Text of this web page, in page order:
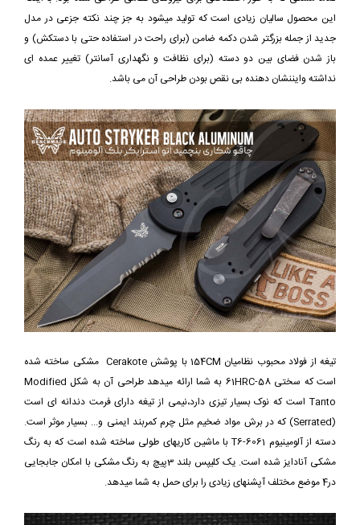
این محصول سالیان زیادی است که تولید میشود به جز چند نکته جزعی در مدل
جدید از جمله بزرگتر شدن دکمه ضامن (برای راحت در استفاده حتی با دستکش) و
باز شدن فضای بین دو دسته (برای نظافت و نگهداری آسانتر) تغییر عمده ای
نداشته وایننشان دهنده بی نقص بودن طراحی آن می باشد.
تیغه از فولاد محبوب نظامیان 154CM با پوشش Cerakote مشکی ساخته شده
است که سختی 58-61HRC به شما ارائه میدهد طراحی آن به شکل Modified
Tanto است که نوک بسیار تیزی دارد،نیمی از تیغه دارای فرمت دندانه ای است
(Serrated) که در برش مواد ضخیم مثل چرم کمربند ایمنی و... بسیار موثر است.
دسته از آلومینیوم 6061-T6 با ماشین کاریهای طولی ساخته شده است که به رنگ
مشکی آنادایز شده است. یک کلیپس بلند 3پیچ به رنگ مشکی با امکان جابجایی
در4 موضع مختلف آپشنهای زیادی را برای حمل به شما میدهد.